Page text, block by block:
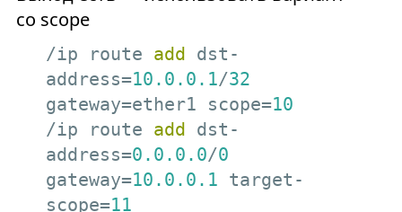
со scope
/ip route add dst-
address=10.0 .0 .1/32
gateway=ether1 scope=10
/ip route add dst-
address=0.0 .0 .0/0
gateway=10.0 .0 .1 target-
scope=11